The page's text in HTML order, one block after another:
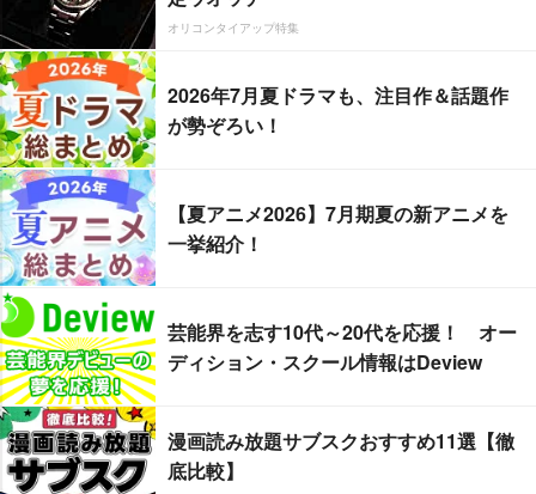
オリコンタイアップ特集
2026年7月夏ドラマも、注目作＆話題作
が勢ぞろい！
【夏アニメ2026】7月期夏の新アニメを
一挙紹介！
芸能界を志す10代～20代を応援！ オー
ディション・スクール情報はDeview
漫画読み放題サブスクおすすめ11選【徹
底比較】